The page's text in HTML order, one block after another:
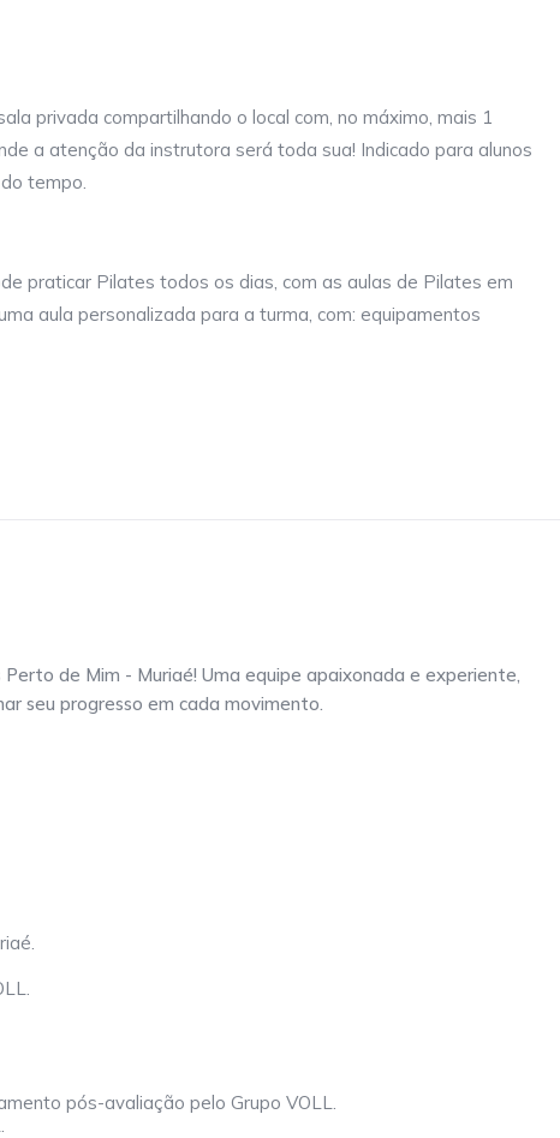
privada compartilhando o local com, no máximo, mais 1
a atenção da instrutora será toda sua! Indicado para alunos
tempo.
praticar Pilates todos os dias, com as aulas de Pilates em
aula personalizada para a turma, com: equipamentos
de Mim - Muriaé! Uma equipe apaixonada e experiente,
seu progresso em cada movimento.
pós-avaliação pelo Grupo VOLL.